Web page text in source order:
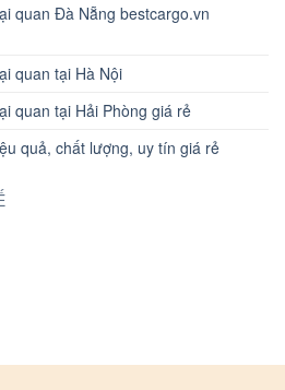
quan Đà Nẵng bestcargo.vn
quan tại Hà Nội
quan tại Hải Phòng giá rẻ
quả, chất lượng, uy tín giá rẻ